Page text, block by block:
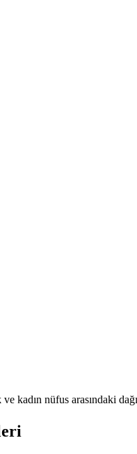
nüfus arasındaki